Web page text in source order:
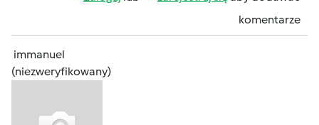
komentarze
immanuel
(niezweryfikowany)